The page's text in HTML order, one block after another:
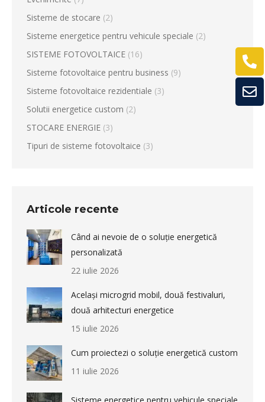
Sisteme de stocare (2)
Sisteme energetice pentru vehicule speciale (2)
SISTEME FOTOVOLTAICE (16)
Sisteme fotovoltaice pentru business (9)
Sisteme fotovoltaice rezidentiale (3)
Solutii energetice custom (2)
STOCARE ENERGIE (3)
Tipuri de sisteme fotovoltaice (3)
Articole recente
Când ai nevoie de o soluție energetică
personalizată
22 iulie 2026
Același microgrid mobil, două festivaluri,
două arhitecturi energetice
15 iulie 2026
Cum proiectezi o soluție energetică custom
11 iulie 2026